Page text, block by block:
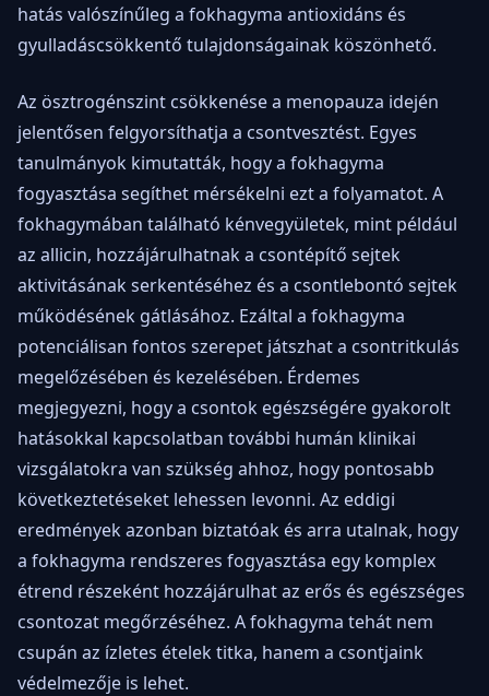
hatás valószínűleg a fokhagyma antioxidáns és
gyulladáscsökkentő tulajdonságainak köszönhető.
Az ösztrogénszint csökkenése a menopauza idején
jelentősen felgyorsíthatja a csontvesztést. Egyes
tanulmányok kimutatták, hogy a fokhagyma
fogyasztása segíthet mérsékelni ezt a folyamatot. A
fokhagymában található kénvegyületek, mint például
az allicin, hozzájárulhatnak a csontépítő sejtek
aktivitásának serkentéséhez és a csontlebontó sejtek
működésének gátlásához. Ezáltal a fokhagyma
potenciálisan fontos szerepet játszhat a csontritkulás
megelőzésében és kezelésében. Érdemes
megjegyezni, hogy a csontok egészségére gyakorolt
hatásokkal kapcsolatban további humán klinikai
vizsgálatokra van szükség ahhoz, hogy pontosabb
következtetéseket lehessen levonni. Az eddigi
eredmények azonban biztatóak és arra utalnak, hogy
a fokhagyma rendszeres fogyasztása egy komplex
étrend részeként hozzájárulhat az erős és egészséges
csontozat megőrzéséhez. A fokhagyma tehát nem
csupán az ízletes ételek titka, hanem a csontjaink
védelmezője is lehet.